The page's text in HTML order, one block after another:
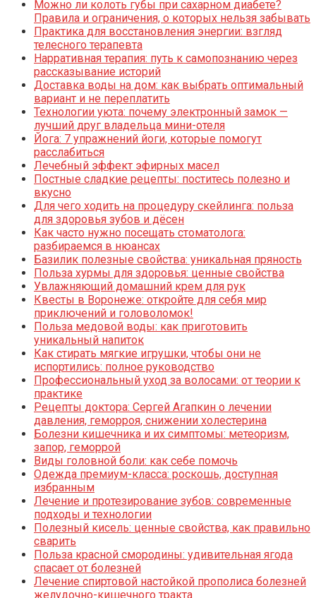
Можно ли колоть губы при сахарном диабете?
Правила и ограничения, о которых нельзя забывать
Практика для восстановления энергии: взгляд
телесного терапевта
Нарративная терапия: путь к самопознанию через
рассказывание историй
Доставка воды на дом: как выбрать оптимальный
вариант и не переплатить
Технологии уюта: почему электронный замок —
лучший друг владельца мини-отеля
Йога: 7 упражнений йоги, которые помогут
расслабиться
Лечебный эффект эфирных масел
Постные сладкие рецепты: поститесь полезно и
вкусно
Для чего ходить на процедуру скейлинга: польза
для здоровья зубов и дёсен
Как часто нужно посещать стоматолога:
разбираемся в нюансах
Базилик полезные свойства: уникальная пряность
Польза хурмы для здоровья: ценные свойства
Увлажняющий домашний крем для рук
Квесты в Воронеже: откройте для себя мир
приключений и головоломок!
Польза медовой воды: как приготовить
уникальный напиток
Как стирать мягкие игрушки, чтобы они не
испортились: полное руководство
Профессиональный уход за волосами: от теории к
практике
Рецепты доктора: Сергей Агапкин о лечении
давления, геморроя, снижении холестерина
Болезни кишечника и их симптомы: метеоризм,
запор, геморрой
Виды головной боли: как себе помочь
Одежда премиум-класса: роскошь, доступная
избранным
Лечение и протезирование зубов: современные
подходы и технологии
Полезный кисель: ценные свойства, как правильно
сварить
Польза красной смородины: удивительная ягода
спасает от болезней
Лечение спиртовой настойкой прополиса болезней
желудочно-кишечного тракта